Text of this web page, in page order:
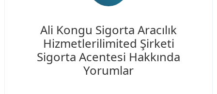
Ali Kongu Sigorta Aracılık
Hizmetlerilimited Şirketi
Sigorta Acentesi Hakkında
Yorumlar